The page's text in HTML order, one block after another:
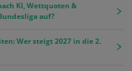
KI, Wettquoten &
auf?
Wer steigt 2027 in die 2.